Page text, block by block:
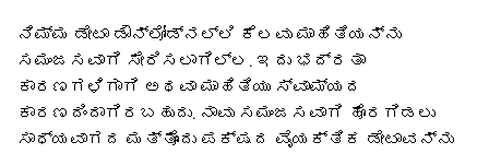
ನಿಮ್ಮ ಡೇಟಾ ಡೌನ್‌ಲೋಡ್‌ನಲ್ಲಿ ಕೆಲವು ಮಾಹಿತಿಯನ್ನು
ಸಮಂಜಸವಾಗಿ ಸೇರಿಸಲಾಗಿಲ್ಲ. ಇದು ಭದ್ರತಾ
ಕಾರಣಗಳಿಗಾಗಿ ಅಥವಾ ಮಾಹಿತಿಯು ಸ್ವಾಮ್ಯದ
ಕಾರಣದಿಂದಾಗಿರಬಹುದು. ನಾವು ಸಮಂಜಸವಾಗಿ ಹೊರಗಿಡಲು
ಸಾಧ್ಯವಾಗದ ಮತ್ತೊಂದು ಪಕ್ಷದ ವೈಯಕ್ತಿಕ ಡೇಟಾವನ್ನು